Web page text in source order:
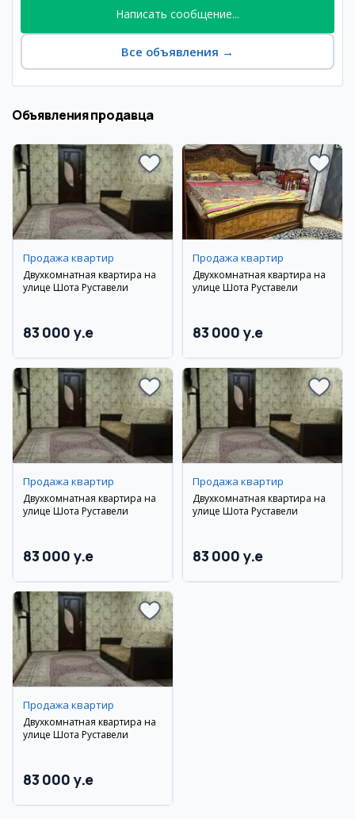
Написать сообщение...
Все объявления →
Объявления продавца
Продажа квартир
Двухкомнатная квартира на
улице Шота Руставели
83 000 y.e
Продажа квартир
Двухкомнатная квартира на
улице Шота Руставели
83 000 y.e
Продажа квартир
Двухкомнатная квартира на
улице Шота Руставели
83 000 y.e
Продажа квартир
Двухкомнатная квартира на
улице Шота Руставели
83 000 y.e
Продажа квартир
Двухкомнатная квартира на
улице Шота Руставели
83 000 y.e